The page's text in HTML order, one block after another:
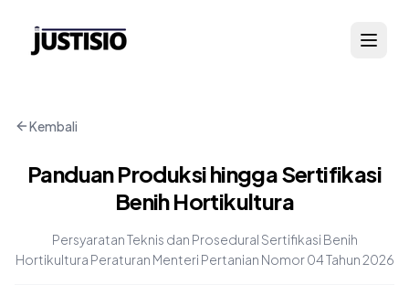
Kembali
Panduan Produksi hingga Sertifikasi
Benih Hortikultura
Persyaratan Teknis dan Prosedural Sertifikasi Benih
Hortikultura Peraturan Menteri Pertanian Nomor 04 Tahun 2026